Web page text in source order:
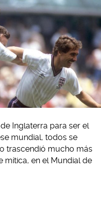
Inglaterra para ser el
mundial, todos se
trascendió mucho más
mítica, en el Mundial de